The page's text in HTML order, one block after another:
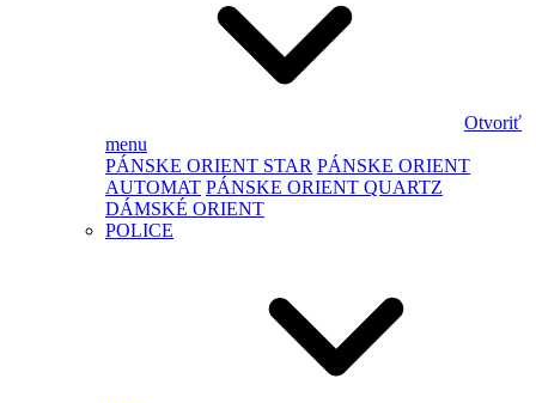
Otvoriť
menu
PÁNSKE ORIENT STAR PÁNSKE ORIENT
AUTOMAT PÁNSKE ORIENT QUARTZ
DÁMSKÉ ORIENT
POLICE